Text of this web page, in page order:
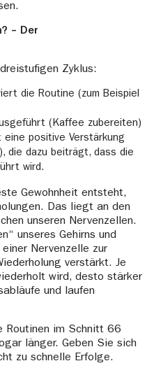
– Der
Zyklus:
die Routine (zum Beispiel
(Kaffee zubereiten)
eine positive Verstärkung
die dazu beiträgt, dass die
wird.
Gewohnheit entsteht,
Das liegt an den
unseren Nervenzellen.
unseres Gehirns und
Nervenzelle zur
verstärkt. Je
wird, desto stärker
und laufen
Routinen im Schnitt 66
länger. Geben Sie sich
zu schnelle Erfolge.